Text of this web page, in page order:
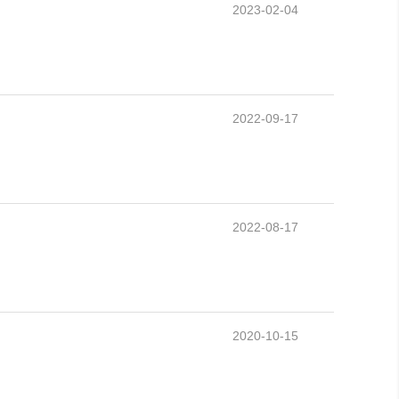
2023-02-04
2022-09-17
2022-08-17
2020-10-15